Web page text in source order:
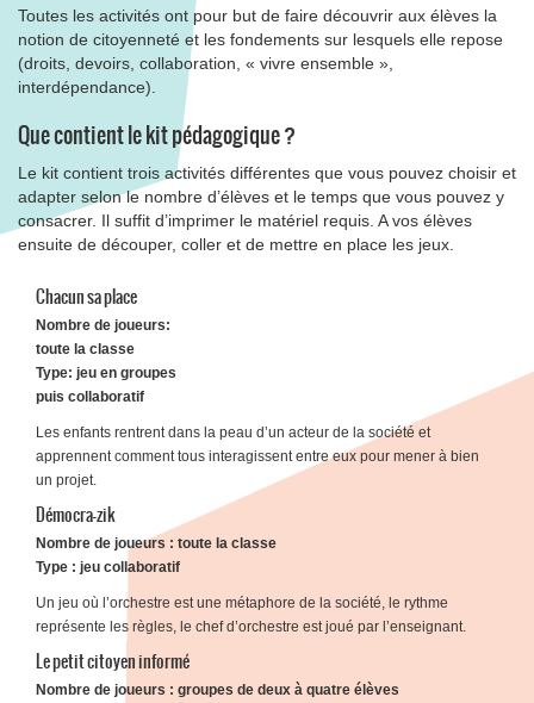
Toutes les activités ont pour but de faire découvrir aux élèves la
notion de citoyenneté et les fondements sur lesquels elle repose
(droits, devoirs, collaboration, « vivre ensemble »,
interdépendance).
Que contient le kit pédagogique ?
Le kit contient trois activités différentes que vous pouvez choisir et
adapter selon le nombre d’élèves et le temps que vous pouvez y
consacrer. Il suffit d’imprimer le matériel requis. A vos élèves
ensuite de découper, coller et de mettre en place les jeux.
Chacun sa place
Nombre de joueurs:
toute la classe
Type: jeu en groupes
puis collaboratif
Les enfants rentrent dans la peau d’un acteur de la société et
apprennent comment tous interagissent entre eux pour mener à bien
un projet.
Démocra-zik
Nombre de joueurs : toute la classe
Type : jeu collaboratif
Un jeu où l’orchestre est une métaphore de la société, le rythme
représente les règles, le chef d’orchestre est joué par l’enseignant.
Le petit citoyen informé
Nombre de joueurs : groupes de deux à quatre élèves